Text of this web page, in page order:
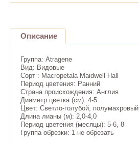
Описание
Группа: Atragene
Вид: Видовые
Сорт : Macropetala Maidwell Hall
Период цветения: Ранний
Страна происхождения: Англия
Диаметр цветка (см): 4-5
Цвет: Светло-голубой, полумахровый
Длина лианы (м): 2,0-4,0
Период цветения (месяцы): 5-6, 8
Группа обрезки: 1 не обрезать